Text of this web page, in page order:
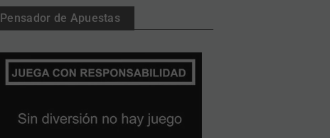
Pensador de Apuestas